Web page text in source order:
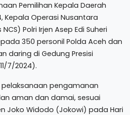
Pemilihan Kepala Daerah
Kepala Operasi Nusantara
Polri Irjen Asep Edi Suheri
350 personil Polda Aceh dan
daring di Gedung Presisi
7/2024).
pelaksanaan pengamanan
aman dan damai, sesuai
Joko Widodo (Jokowi) pada Hari